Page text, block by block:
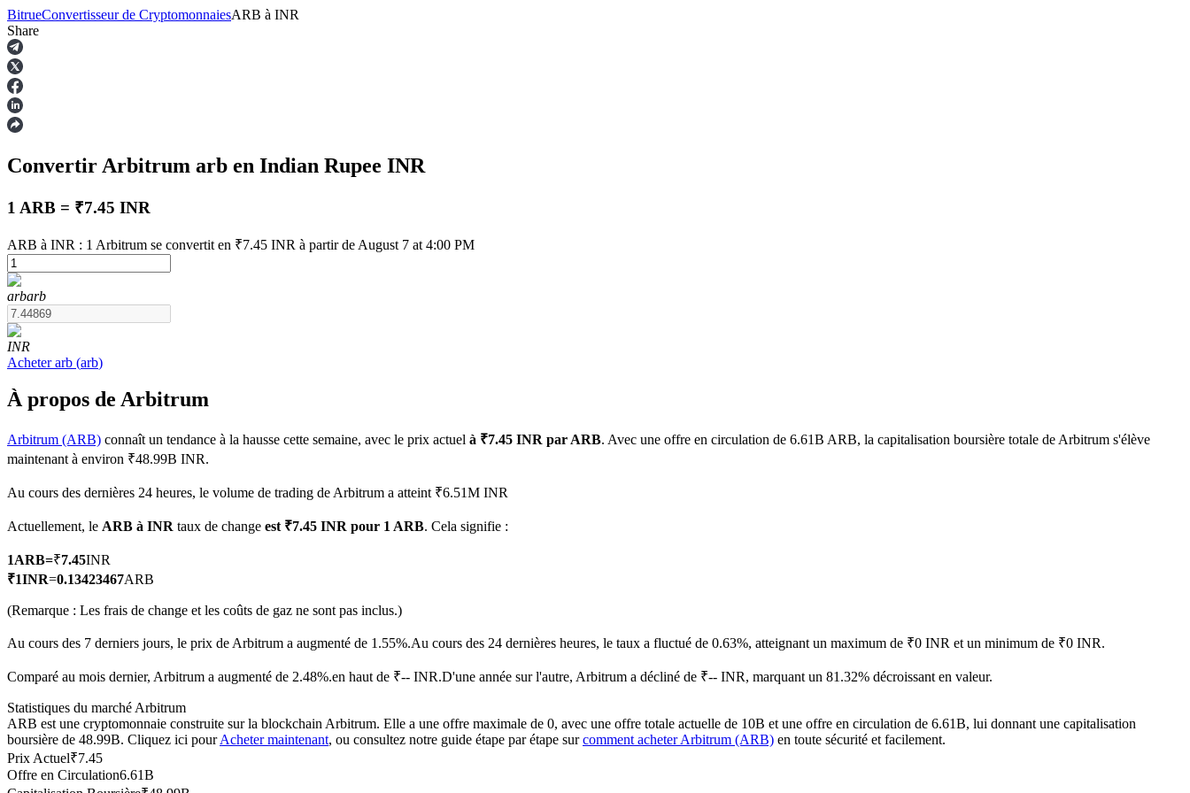
Contrats à terme
Futures utilisant l'USDT comme garantie
TradFi
Produits dérivés sur actions, forex, métaux précieux et matières premières
Futures USDC
BitrueConvertisseur de CryptomonnaiesARB à INR
Share
Convertir Arbitrum arb en Indian Rupee INR
1 ARB = ₹7.45 INR
ARB à INR : 1 Arbitrum se convertit en ₹7.45 INR à partir de August 7 at 4:00 PM
arbarb
INR
Acheter arb (arb)
À propos de Arbitrum
Arbitrum (ARB) connaît un tendance à la hausse cette semaine, avec le prix actuel à ₹7.45 INR par ARB. Avec une offre en circulation de 6.61B ARB, la capitalisation boursière totale de Arbitrum s'élève
maintenant à environ ₹48.99B INR.
Au cours des dernières 24 heures, le volume de trading de Arbitrum a atteint ₹6.51M INR
Actuellement, le ARB à INR taux de change est ₹7.45 INR pour 1 ARB. Cela signifie :
1ARB=₹7.45INR
₹1INR=0.13423467ARB
(Remarque : Les frais de change et les coûts de gaz ne sont pas inclus.)
Au cours des 7 derniers jours, le prix de Arbitrum a augmenté de 1.55%.Au cours des 24 dernières heures, le taux a fluctué de 0.63%, atteignant un maximum de ₹0 INR et un minimum de ₹0 INR.
Comparé au mois dernier, Arbitrum a augmenté de 2.48%.en haut de ₹-- INR.D'une année sur l'autre, Arbitrum a décliné de ₹-- INR, marquant un 81.32% décroissant en valeur.
Statistiques du marché Arbitrum
ARB est une cryptomonnaie construite sur la blockchain Arbitrum. Elle a une offre maximale de 0, avec une offre totale actuelle de 10B et une offre en circulation de 6.61B, lui donnant une capitalisation
boursière de 48.99B. Cliquez ici pourAcheter maintenant, ou consultez notre guide étape par étape surcomment acheter Arbitrum (ARB) en toute sécurité et facilement.
Prix Actuel₹7.45
Offre en Circulation6.61B